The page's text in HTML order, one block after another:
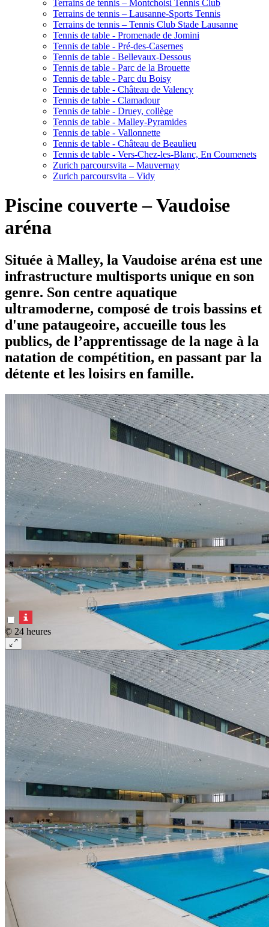
Terrains de tennis – Montchoisi Tennis Club
Terrains de tennis – Lausanne-Sports Tennis
Terrains de tennis – Tennis Club Stade Lausanne
Tennis de table - Promenade de Jomini
Tennis de table - Pré-des-Casernes
Tennis de table - Bellevaux-Dessous
Tennis de table - Parc de la Brouette
Tennis de table - Parc du Boisy
Tennis de table - Château de Valency
Tennis de table - Clamadour
Tennis de table - Druey, collège
Tennis de table - Malley-Pyramides
Tennis de table - Vallonnette
Tennis de table - Château de Beaulieu
Tennis de table - Vers-Chez-les-Blanc, En Coumenets
Zurich parcoursvita – Mauvernay
Zurich parcoursvita – Vidy
Piscine couverte – Vaudoise
aréna
Située à Malley, la Vaudoise aréna est une
infrastructure multisports unique en son
genre. Son centre aquatique
ultramoderne, composé de trois bassins et
d'une pataugeoire, accueille tous les
publics, de l’apprentissage de la nage à la
natation de compétition, en passant par la
détente et les loisirs en famille.
© 24 heures